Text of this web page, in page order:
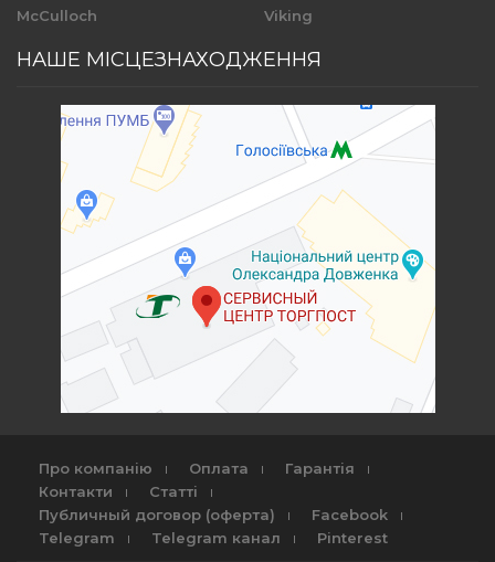
McCulloch
Viking
НАШЕ МІСЦЕЗНАХОДЖЕННЯ
Про компанію Оплата
Гарантія
Контакти
Статті
Публичный договор (оферта)
Facebook
Telegram
Telegram канал Pinterest